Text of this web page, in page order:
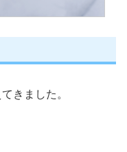
きました。